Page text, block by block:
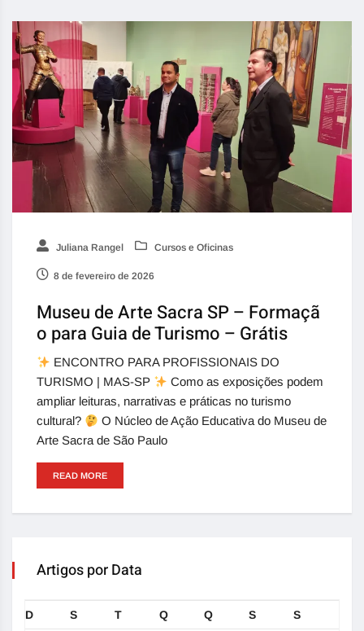
Juliana Rangel Cursos e Oficinas
8 de fevereiro de 2026
Museu de Arte Sacra SP – Formaçã
o para Guia de Turismo – Grátis
ENCONTRO PARA PROFISSIONAIS DO
TURISMO | MAS-SP
Como as exposições podem
ampliar leituras, narrativas e práticas no turismo
cultural?
O Núcleo de Ação Educativa do Museu de
Arte Sacra de São Paulo
READ MORE
Artigos por Data
D S T Q Q S S